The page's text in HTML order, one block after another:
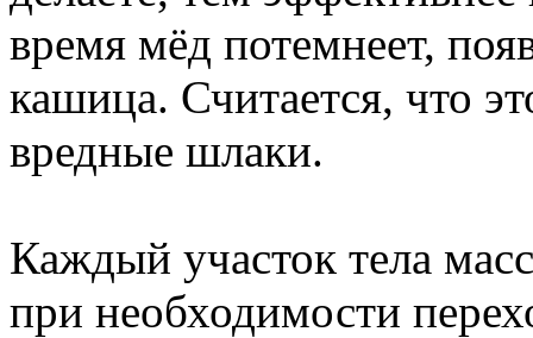
время мёд потемнеет,
кашица. Считается, что
вредные шлаки.
Каждый участок тела
при необходимости